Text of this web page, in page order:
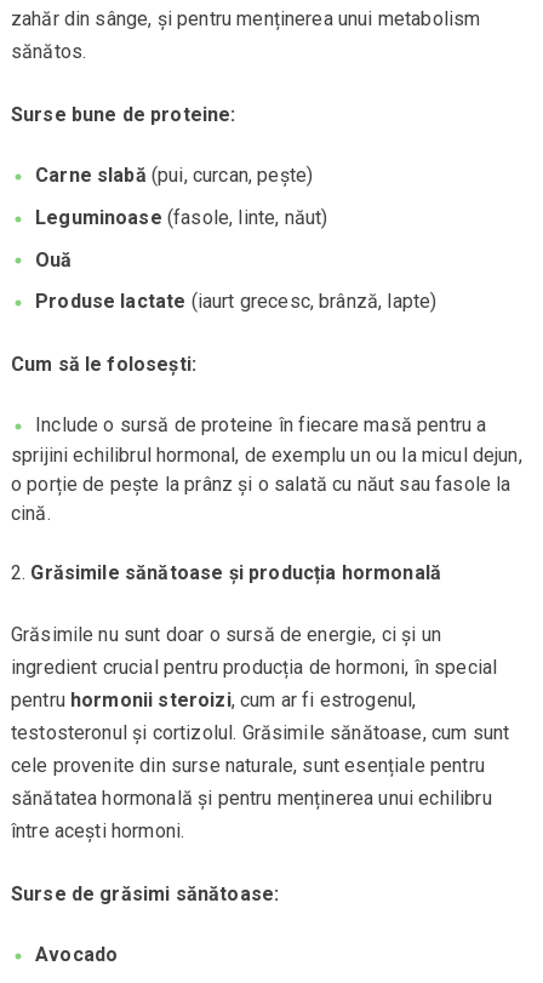
zahăr din sânge, și pentru menținerea unui metabolism
sănătos.
Surse bune de proteine:
Carne slabă (pui, curcan, pește)
Leguminoase (fasole, linte, năut)
Ouă
Produse lactate (iaurt grecesc, brânză, lapte)
Cum să le folosești:
Include o sursă de proteine în fiecare masă pentru a
sprijini echilibrul hormonal, de exemplu un ou la micul dejun,
o porție de pește la prânz și o salată cu năut sau fasole la
cină.
Grăsimile sănătoase și producția hormonală
Grăsimile nu sunt doar o sursă de energie, ci și un
ingredient crucial pentru producția de hormoni, în special
pentru hormonii steroizi, cum ar fi estrogenul,
testosteronul și cortizolul. Grăsimile sănătoase, cum sunt
cele provenite din surse naturale, sunt esențiale pentru
sănătatea hormonală și pentru menținerea unui echilibru
între acești hormoni.
Surse de grăsimi sănătoase:
Avocado